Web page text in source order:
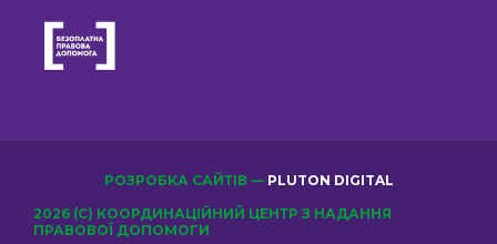
2026 (С) КООРДИНАЦІЙНИЙ ЦЕНТР З НАДАННЯ
ПРАВОВОЇ ДОПОМОГИ
РОЗРОБКА САЙТІВ — PLUTON DIGITAL